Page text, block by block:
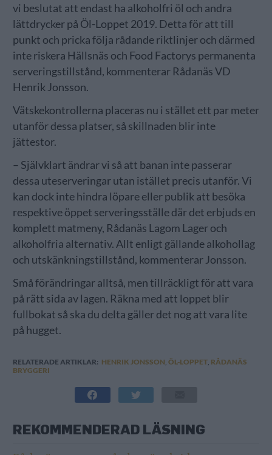
vi beslutat att endast ha alkoholfri öl och andra
lättdrycker på Öl-Loppet 2019. Detta för att till
punkt och pricka följa rådande riktlinjer och därmed
inte riskera Hällsnäs och Food Factorys permanenta
serveringstillstånd, kommenterar Rådanäs VD
Henrik Jonsson.
Vätskekontrollerna placeras nu i stället ett par meter
utanför dessa platser, så skillnaden blir inte
jättestor.
– Självklart ändrar vi så att banan inte passerar
dessa uteserveringar utan istället precis utanför. Vi
kan dock inte hindra löpare eller publik att besöka
respektive öppet serveringsställe där det erbjuds en
komplett matmeny, Rådanäs Lagom Lager och
alkoholfria alternativ. Allt enligt gällande alkohollag
och utskänkningstillstånd, kommenterar Jonsson.
Små förändringar alltså, men tillräckligt för att vara
på rätt sida av lagen. Räkna med att loppet blir
fullbokat så ska du delta gäller det nog att vara lite
på hugget.
RELATERADE ARTIKLAR: HENRIK JONSSON, ÖL-LOPPET, RÅDANÄS
BRYGGERI
REKOMMENDERAD LÄSNING